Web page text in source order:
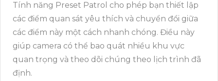
Tính năng Preset Patrol cho phép bạn thiết lập
các điểm quan sát yêu thích và chuyển đổi giữa
các điểm này một cách nhanh chóng. Điều này
giúp camera có thể bao quát nhiều khu vực
quan trọng và theo dõi chúng theo lịch trình đã
định.